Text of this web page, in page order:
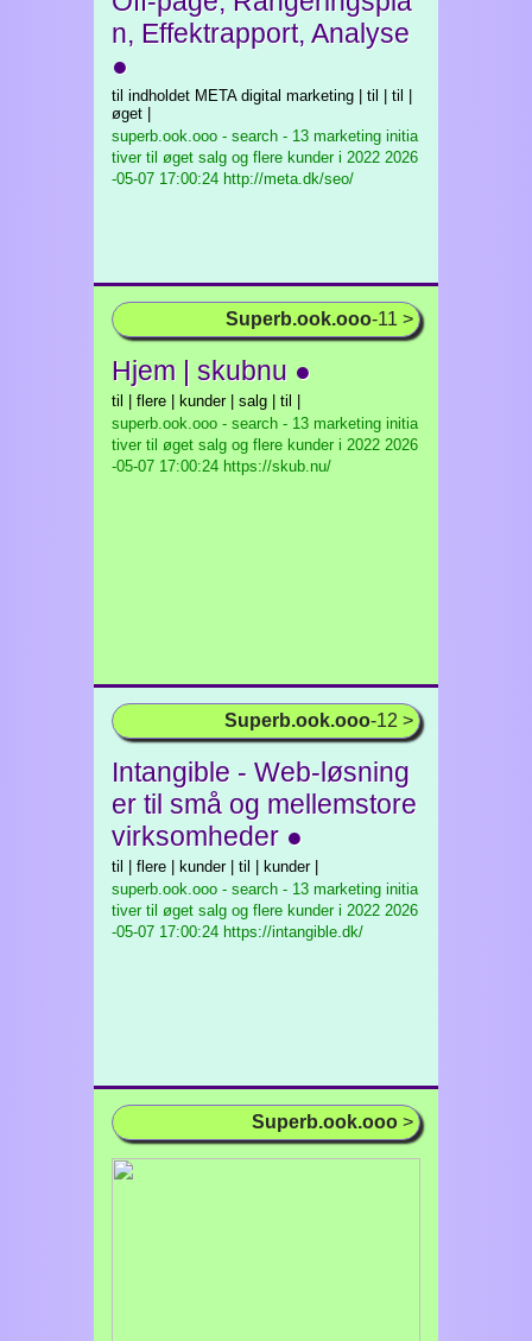
n, Effektrapport, Analyse
●
til indholdet META digital marketing | til | til |
øget |
superb.ook.ooo - search - 13 marketing initia
tiver til øget salg og flere kunder i 2022 2026
-05-07 17:00:24 http://meta.dk/seo/
Superb.ook.ooo-11 >
Hjem | skubnu ●
til | flere | kunder | salg | til |
superb.ook.ooo - search - 13 marketing initia
tiver til øget salg og flere kunder i 2022 2026
-05-07 17:00:24 https://skub.nu/
Superb.ook.ooo-12 >
Intangible - Web-løsning
er til små og mellemstore
virksomheder ●
til | flere | kunder | til | kunder |
superb.ook.ooo - search - 13 marketing initia
tiver til øget salg og flere kunder i 2022 2026
-05-07 17:00:24 https://intangible.dk/
Superb.ook.ooo >